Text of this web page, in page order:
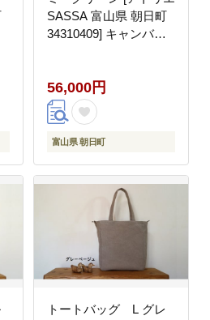
SASSA 富山県 朝日町
34310409] キャンバス
稽古バッグ
56,000円
富山県 朝日町
トートバッグ L グレ